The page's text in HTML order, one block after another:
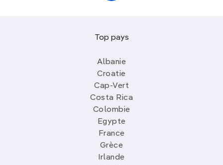
Top pays
Albanie
Croatie
Cap-Vert
Costa Rica
Colombie
Egypte
France
Grèce
Irlande